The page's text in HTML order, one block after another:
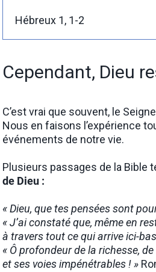
Hébreux 1, 1-2
Cependant, Dieu
C’est vrai que souvent, le
Nous en faisons l’expérience
événements de notre vie.
Plusieurs passages de la Bible
de Dieu :
« Dieu, que tes pensées sont
« J’ai constaté que, même en
à travers tout ce qui arrive ici-
« Ô profondeur de la richesse,
et ses voies impénétrables ! »